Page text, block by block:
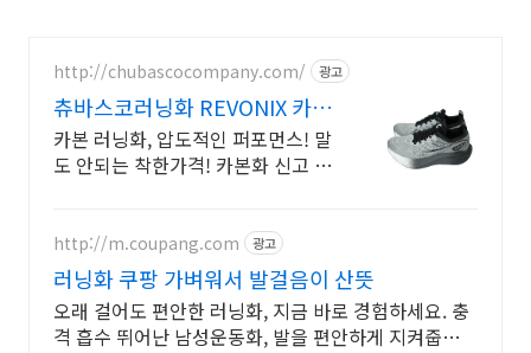
http://chubascocompany.com/ 광고
츄바스코러닝화 REVONIX 카본
의 한계 없는 반발력
카본 러닝화, 압도적인 퍼포먼스! 말
도 안되는 착한가격! 카본화 신고 러
http://m.coupang.com 광고
러닝화 쿠팡 가벼워서 발걸음이 산뜻
오래 걸어도 편안한 러닝화, 지금 바로 경험하세요. 충
격 흡수 뛰어난 남성운동화, 발을 편안하게 지켜줍니